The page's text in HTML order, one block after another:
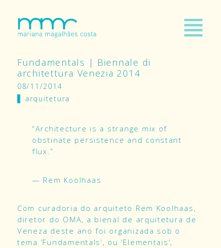
Fundamentals | Biennale di
architettura Venezia 2014
08/11/2014
arquitetura
“Architecture is a strange mix of
obstinate persistence and constant
flux.”
— Rem Koolhaas
Com curadoria do arquiteto Rem Koolhaas,
diretor do OMA, a bienal de arquitetura de
Veneza deste ano foi organizada sob o
tema ‘Fundamentals’, ou ‘Elementais’,